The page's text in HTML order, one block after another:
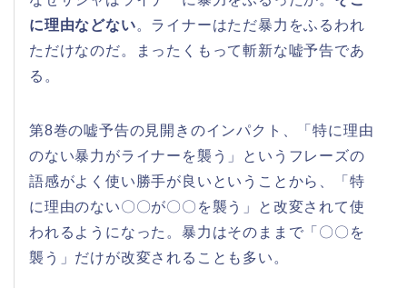
に理由などない。ライナーはただ暴力をふるわれ
ただけなのだ。まったくもって斬新な嘘予告であ
る。
第8巻の嘘予告の見開きのインパクト、「特に理由
のない暴力がライナーを襲う」というフレーズの
語感がよく使い勝手が良いということから、「特
に理由のない〇〇が〇〇を襲う」と改変されて使
われるようになった。暴力はそのままで「〇〇を
襲う」だけが改変されることも多い。